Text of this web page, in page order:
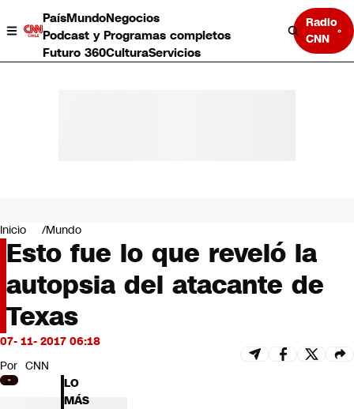
PaísMundoNegocios
Podcast y Programas completos
Futuro 360CulturaServicios
Radio
CNN
Negocios
Deportes
Programas completos
Cultura
Servicios
Bits
CNN tiempo
Futuro 360
Opinión
Inicio Mundo
Esto fue lo que reveló la
autopsia del atacante de
Texas
07- 11- 2017 06:18
Por CNN
LO
MÁS